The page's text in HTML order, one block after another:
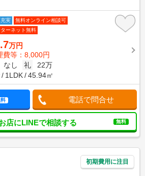
実
無料オンライン相談可
ターネット無料
万円
費等：8,000円
なし 礼
22万
1LDK 45.94㎡
電話で問合せ
店にLINEで相談する 無料
初期費用に注目